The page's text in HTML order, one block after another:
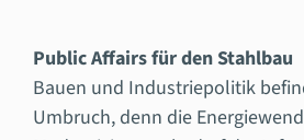
Public Affairs für den Stahlbau
Bauen und Industriepolitik
Umbruch, denn die